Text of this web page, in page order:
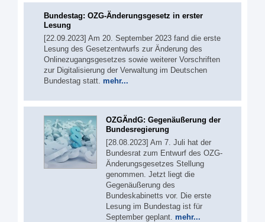
Bundestag: OZG-Änderungsgesetz in erster
Lesung
[22.09.2023] Am 20. September 2023 fand die erste
Lesung des Gesetzentwurfs zur Änderung des
Onlinezugangsgesetzes sowie weiterer Vorschriften
zur Digitalisierung der Verwaltung im Deutschen
Bundestag statt. mehr...
OZGÄndG: Gegenäußerung der
Bundesregierung
[28.08.2023] Am 7. Juli hat der
Bundesrat zum Entwurf des OZG-
Änderungsgesetzes Stellung
genommen. Jetzt liegt die
Gegenäußerung des
Bundeskabinetts vor. Die erste
Lesung im Bundestag ist für
September geplant. mehr...